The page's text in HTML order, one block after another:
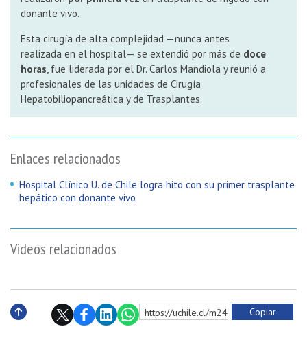
Videos relacionados
donante vivo.
Esta cirugía de alta complejidad —nunca antes
realizada en el hospital— se extendió por más de doce
horas, fue liderada por el Dr. Carlos Mandiola y reunió a
profesionales de las unidades de Cirugía
Hepatobiliopancreática y de Trasplantes.
Enlaces relacionados
Hospital Clínico U. de Chile logra hito con su primer trasplante
hepático con donante vivo
https://uchile.cl/m240977 Copiar